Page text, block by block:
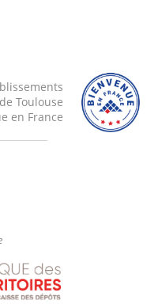
de Toulouse
en France